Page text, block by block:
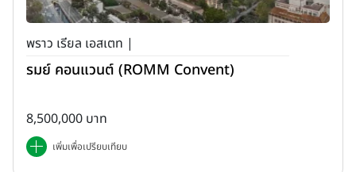
พราว เรียล เอสเตท |
รมย์ คอนแวนต์ (ROMM Convent)
8,500,000 บาท
เพิ่มเพื่อเปรียบเทียบ